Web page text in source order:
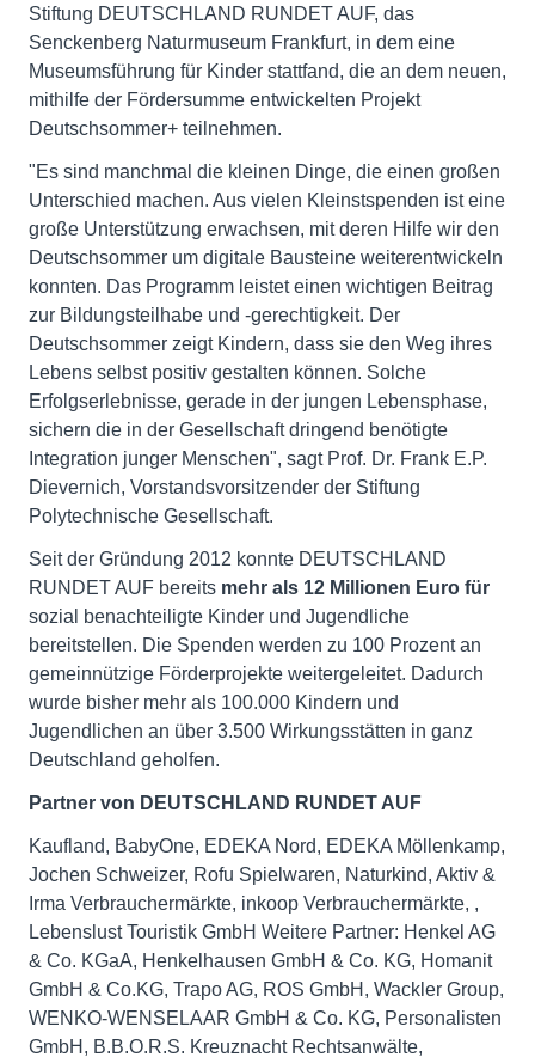
Stiftung DEUTSCHLAND RUNDET AUF, das
Senckenberg Naturmuseum Frankfurt, in dem eine
Museumsführung für Kinder stattfand, die an dem neuen,
mithilfe der Fördersumme entwickelten Projekt
Deutschsommer+ teilnehmen.
"Es sind manchmal die kleinen Dinge, die einen großen
Unterschied machen. Aus vielen Kleinstspenden ist eine
große Unterstützung erwachsen, mit deren Hilfe wir den
Deutschsommer um digitale Bausteine weiterentwickeln
konnten. Das Programm leistet einen wichtigen Beitrag
zur Bildungsteilhabe und -gerechtigkeit. Der
Deutschsommer zeigt Kindern, dass sie den Weg ihres
Lebens selbst positiv gestalten können. Solche
Erfolgserlebnisse, gerade in der jungen Lebensphase,
sichern die in der Gesellschaft dringend benötigte
Integration junger Menschen", sagt Prof. Dr. Frank E.P.
Dievernich, Vorstandsvorsitzender der Stiftung
Polytechnische Gesellschaft.
Seit der Gründung 2012 konnte DEUTSCHLAND
RUNDET AUF bereits mehr als 12 Millionen Euro für
sozial benachteiligte Kinder und Jugendliche
bereitstellen. Die Spenden werden zu 100 Prozent an
gemeinnützige Förderprojekte weitergeleitet. Dadurch
wurde bisher mehr als 100.000 Kindern und
Jugendlichen an über 3.500 Wirkungsstätten in ganz
Deutschland geholfen.
Partner von DEUTSCHLAND RUNDET AUF
Kaufland, BabyOne, EDEKA Nord, EDEKA Möllenkamp,
Jochen Schweizer, Rofu Spielwaren, Naturkind, Aktiv &
Irma Verbrauchermärkte, inkoop Verbrauchermärkte, ,
Lebenslust Touristik GmbH Weitere Partner: Henkel AG
& Co. KGaA, Henkelhausen GmbH & Co. KG, Homanit
GmbH & Co.KG, Trapo AG, ROS GmbH, Wackler Group,
WENKO-WENSELAAR GmbH & Co. KG, Personalisten
GmbH, B.B.O.R.S. Kreuznacht Rechtsanwälte,